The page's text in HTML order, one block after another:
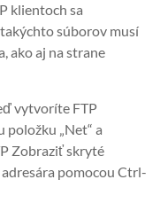
klientoch sa
súborov musí
ako aj na strane
vytvoríte FTP
položku „Net“ a
Zobraziť skryté
pomocou Ctrl-